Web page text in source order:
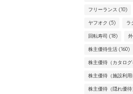
フリーランス (10)
ヤフオク (5) ラ
回転寿司 (18)
株主優待生活(160)
株主優待（カタログ
株主優待（施設利用
株主優待（隠れ優待